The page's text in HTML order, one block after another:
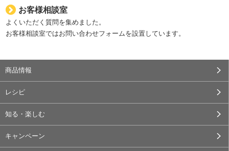
お客様相談室
よくいただく質問を集めました。
お客様相談室ではお問い合わせフォームを設置しています。
商品情報
レシピ
知る・楽しむ
キャンペーン